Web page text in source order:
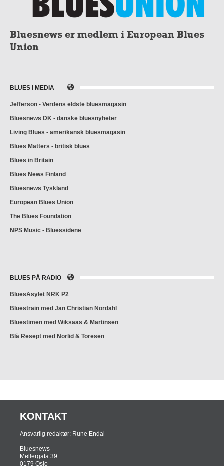
Bluesnews er medlem i European Blues
Union
BLUES I MEDIA
Jefferson - Verdens eldste bluesmagasin
Bluesnews DK - danske bluesnyheter
Living Blues - amerikansk bluesmagasin
Blues Matters - britisk blues
Blues in Britain
Blues News Finland
Bluesnews Tyskland
European Blues Union
The Blues Foundation
NPS Music - Bluessidene
BLUES PÅ RADIO
BluesAsylet NRK P2
Bluestrain med Jan Christian Nordahl
Bluestimen med Wiksaas & Martinsen
Blå Resept med Norlid & Toresen
KONTAKT
Ansvarlig redaktør: Rune Endal
Bluesnews
Møllergata 39
0179 Oslo